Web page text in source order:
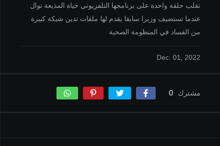
تقلب حلقة واحدة على برنامجها التلفزيوني حياة المذيعة نوال
عندما تستضيف وزيرا سابقا يقدم لها ملفات تدين شبكة كبيرة
من الفساد في المنظومة الصحية
Dec. 01, 2022
مشترك 0